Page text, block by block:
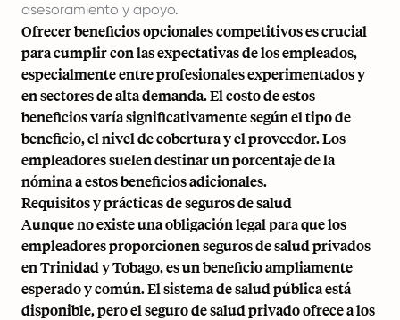
asesoramiento y apoyo.
Ofrecer beneficios opcionales competitivos es crucial
para cumplir con las expectativas de los empleados,
especialmente entre profesionales experimentados y
en sectores de alta demanda. El costo de estos
beneficios varía significativamente según el tipo de
beneficio, el nivel de cobertura y el proveedor. Los
empleadores suelen destinar un porcentaje de la
nómina a estos beneficios adicionales.
Requisitos y prácticas de seguros de salud
Aunque no existe una obligación legal para que los
empleadores proporcionen seguros de salud privados
en Trinidad y Tobago, es un beneficio ampliamente
esperado y común. El sistema de salud pública está
disponible, pero el seguro de salud privado ofrece a los